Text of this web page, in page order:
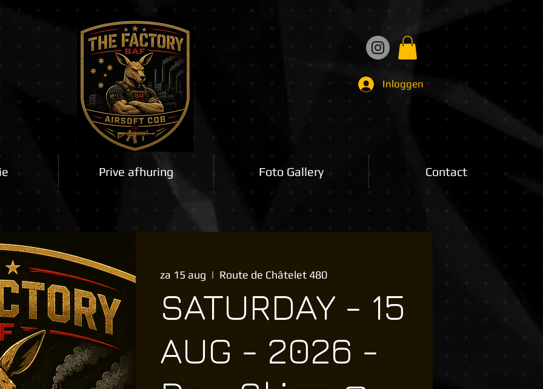
Inloggen
Prive afhuring Foto Gallery Contact
za 15 aug
  |
Route de Châtelet 480
SATURDAY - 15
AUG - 2026 -